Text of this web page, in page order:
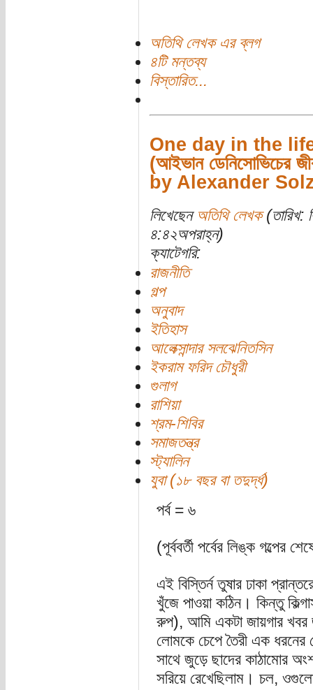
অতিথি লেখক এর ব্লগ
৪টি মন্তব্য
বিস্তারিত...
One day in the
(আইভান ডেনিসোভিচের
by Alexander
লিখেছেন অতিথি লেখক(তারিখ:
৪:৪২অপরাহ্ন)
ক্যাটেগরি:
রাজনীতি
গল্প
অনুবাদ
ইতিহাস
আলেক্সান্দার সলঝেনিতসিন
ইকরাম ফরিদ চৌধুরী
গুলাগ
রাশিয়া
শ্রম-শিবির
সমাজতন্ত্র
স্ট্যালিন
যুবা (১৮ বছর বা তদুর্দ্ধ)
পর্ব = ৬
(পূর্ববর্তী পর্বের লিঙ্ক গল্পের
এই বিস্তির্ন তুষার ঢাকা
খুঁজে পাওয়া কঠিন। কিন্তু
রুপ), আমি একটা জায়গার খবর
লোমকে চেপে তৈরী এক
সাথে জুড়ে ছাদের কাঠামোর
সরিয়ে রেখেছিলাম। চল,